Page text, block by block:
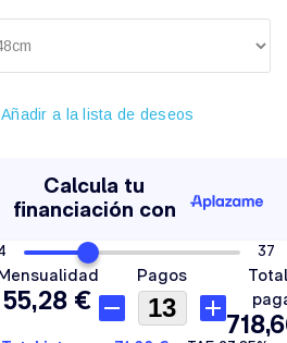
Añadir a la lista de deseos